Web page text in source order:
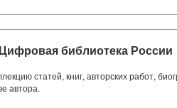
библиотека России
статей, книг, авторских работ,
автора.